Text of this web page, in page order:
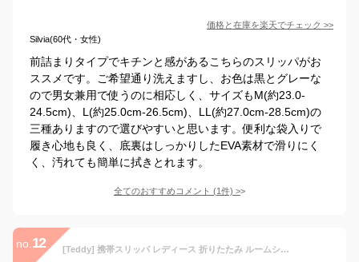
価格と在庫を楽天でチェック >>
Silvia(60代・女性)
前詰まりタイプでキチンと感があるこちらのスリッパがお
ススメです。ご希望通り洗えますし、お色は黒とグレーな
ので男女兼用で使うのに相応しく、サイズもM(約23.0-
24.5cm)、L(約25.0cm-26.5cm)、LL(約27.0cm-28.5cm)の
三種ありますので選びやすいと思います。便利な袋入りで
履き心地も良く、底裏はしっかりしたEVA素材で滑りにく
く、汚れても簡単に拭きとれます。
全てのおすすめコメント (1件) >
no. 12 [Teddy] 携帯スリッパ レディース 折りたたみ ルームシューズ 中敷き 柔らかい 音がしにくい 滑り止め shoes052 (L：23.5-24.5（外寸：26.5cm）, ブラック)